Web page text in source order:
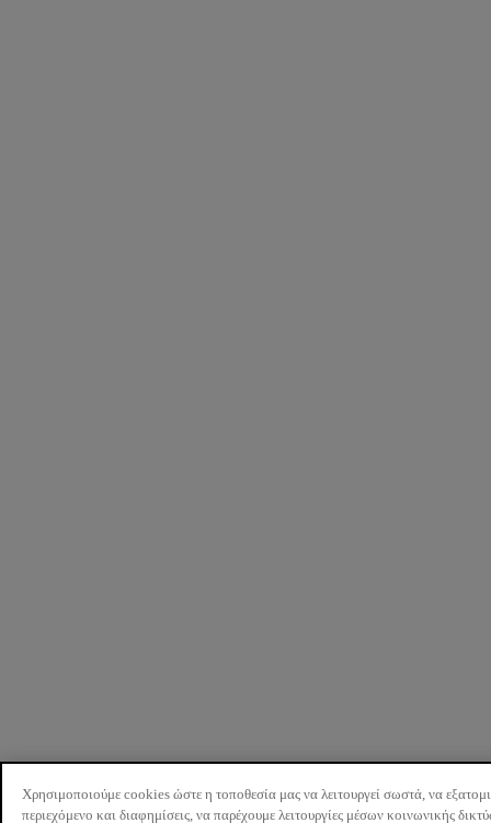
Χρησιμοποιούμε cookies ώστε η τοποθεσία μας να λειτουργεί σωστά, να
περιεχόμενο και διαφημίσεις, να παρέχουμε λειτουργίες μέσων κοινωνικής